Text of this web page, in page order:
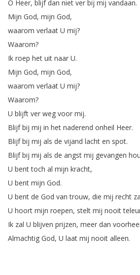
O Heer, blijf dan niet ver bij mij vandaan.
Mijn God, mijn God,
waarom verlaat U mij?
Waarom?
Ik roep het uit naar U.
Mijn God, mijn God,
waarom verlaat U mij?
Waarom?
U blijft ver weg voor mij.
Blijf bij mij in het naderend onheil Heer.
Blijf bij mij als de vijand lacht en spot.
Blijf bij mij als de angst mij gevangen
U bent toch al mijn kracht,
U bent mijn God.
U bent de God van trouw, die mij recht
U hoort mijn roepen, stelt mij nooit
Ik zal U blijven prijzen, meer dan
Almachtig God, U laat mij nooit alleen.